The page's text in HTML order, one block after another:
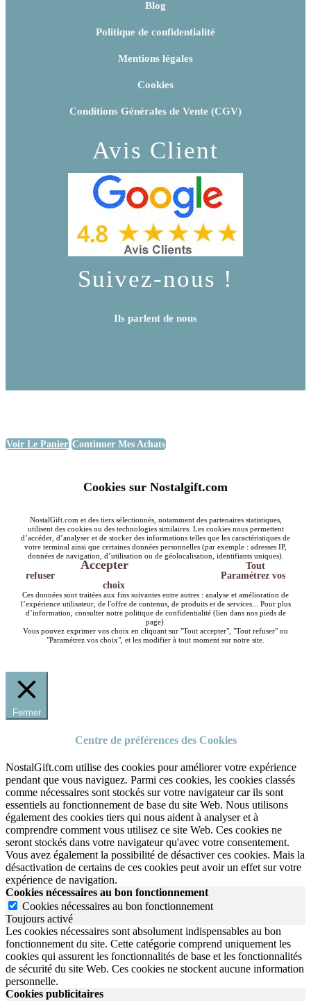
Blog
Politique de confidentialité
Mentions légales
Cookies
Conditions Générales de Vente (CGV)
Avis Client
Suivez-nous !
Ils parlent de nous
Voir Le Panier Continuer Mes Achats
Cookies sur Nostalgift.com
NostalGift.com et des tiers sélectionnés, notamment des partenaires statistiques,
utilisent des cookies ou des technologies similaires. Les cookies nous permettent
d’accéder, d’analyser et de stocker des informations telles que les caractéristiques de
votre terminal ainsi que certaines données personnelles (par exemple : adresses IP,
données de navigation, d’utilisation ou de géolocalisation, identifiants uniques).
Accepter
Tout
refuser
Paramétrez vos
choix
Ces données sont traitées aux fins suivantes entre autres : analyse et amélioration de
l’expérience utilisateur, de l'offre de contenus, de produits et de services... Pour plus
d’information, consulter notre politique de confidentialité (lien dans nos pieds de
page).
Vous pouvez exprimer vos choix en cliquant sur "Tout accepter", "Tout refuser" ou
"Paramétrez vos choix", et les modifier à tout moment sur notre site.
Fermer
Centre de préférences des Cookies
NostalGift.com utilise des cookies pour améliorer votre expérience
pendant que vous naviguez. Parmi ces cookies, les cookies classés
comme nécessaires sont stockés sur votre navigateur car ils sont
essentiels au fonctionnement de base du site Web. Nous utilisons
également des cookies tiers qui nous aident à analyser et à
comprendre comment vous utilisez ce site Web. Ces cookies ne
seront stockés dans votre navigateur qu'avec votre consentement.
Vous avez également la possibilité de désactiver ces cookies. Mais la
désactivation de certains de ces cookies peut avoir un effet sur votre
expérience de navigation.
Cookies nécessaires au bon fonctionnement
Cookies nécessaires au bon fonctionnement
Toujours activé
Les cookies nécessaires sont absolument indispensables au bon
fonctionnement du site. Cette catégorie comprend uniquement les
cookies qui assurent les fonctionnalités de base et les fonctionnalités
de sécurité du site Web. Ces cookies ne stockent aucune information
personnelle.
Cookies publicitaires